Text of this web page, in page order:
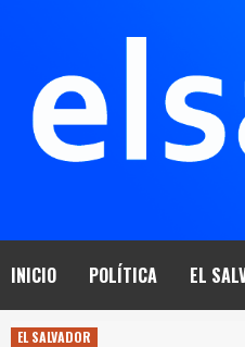
INICIO POLÍTICA EL
EL SALVADOR